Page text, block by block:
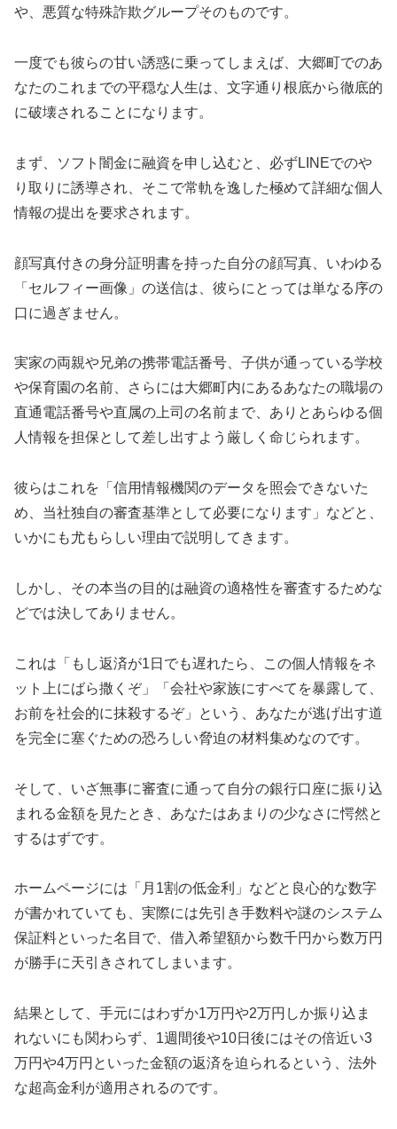
や、悪質な特殊詐欺グループそのものです。
一度でも彼らの甘い誘惑に乗ってしまえば、大郷町でのあ
なたのこれまでの平穏な人生は、文字通り根底から徹底的
に破壊されることになります。
まず、ソフト闇金に融資を申し込むと、必ずLINEでのや
り取りに誘導され、そこで常軌を逸した極めて詳細な個人
情報の提出を要求されます。
顔写真付きの身分証明書を持った自分の顔写真、いわゆる
「セルフィー画像」の送信は、彼らにとっては単なる序の
口に過ぎません。
実家の両親や兄弟の携帯電話番号、子供が通っている学校
や保育園の名前、さらには大郷町内にあるあなたの職場の
直通電話番号や直属の上司の名前まで、ありとあらゆる個
人情報を担保として差し出すよう厳しく命じられます。
彼らはこれを「信用情報機関のデータを照会できないた
め、当社独自の審査基準として必要になります」などと、
いかにも尤もらしい理由で説明してきます。
しかし、その本当の目的は融資の適格性を審査するためな
どでは決してありません。
これは「もし返済が1日でも遅れたら、この個人情報をネ
ット上にばら撒くぞ」「会社や家族にすべてを暴露して、
お前を社会的に抹殺するぞ」という、あなたが逃げ出す道
を完全に塞ぐための恐ろしい脅迫の材料集めなのです。
そして、いざ無事に審査に通って自分の銀行口座に振り込
まれる金額を見たとき、あなたはあまりの少なさに愕然と
するはずです。
ホームページには「月1割の低金利」などと良心的な数字
が書かれていても、実際には先引き手数料や謎のシステム
保証料といった名目で、借入希望額から数千円から数万円
が勝手に天引きされてしまいます。
結果として、手元にはわずか1万円や2万円しか振り込ま
れないにも関わらず、1週間後や10日後にはその倍近い3
万円や4万円といった金額の返済を迫られるという、法外
な超高金利が適用されるのです。